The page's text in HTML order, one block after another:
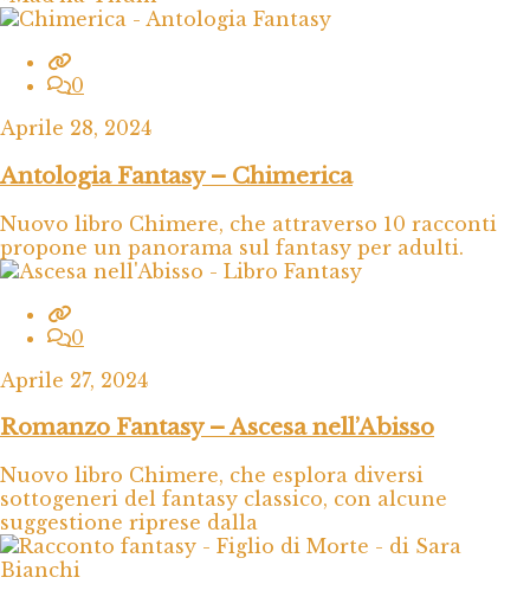
0
Aprile 28, 2024
Antologia Fantasy – Chimerica
Nuovo libro Chimere, che attraverso 10 racconti
propone un panorama sul fantasy per adulti.
0
Aprile 27, 2024
Romanzo Fantasy – Ascesa nell’Abisso
Nuovo libro Chimere, che esplora diversi
sottogeneri del fantasy classico, con alcune
suggestione riprese dalla